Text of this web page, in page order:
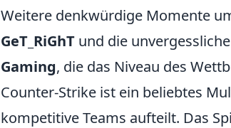
Weitere denkwürdige Momente
GeT_RiGhT und die
Gaming, die das Niveau des
Counter-Strike ist ein beliebtes
kompetitive Teams aufteilt. Das